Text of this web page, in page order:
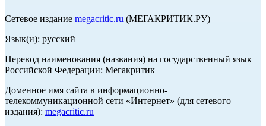
Сетевое издание megacritic.ru (МЕГАКРИТИК.РУ)
Язык(и): русский
Перевод наименования (названия) на государственный язык
Российской Федерации: Мегакритик
Доменное имя сайта в информационно-
телекоммуникационной сети «Интернет» (для сетевого
издания): megacritic.ru